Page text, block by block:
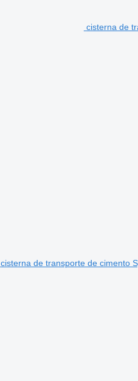
cisterna de
cisterna de transporte de cimento